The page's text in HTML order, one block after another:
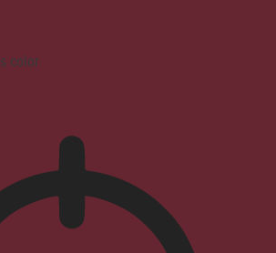
color